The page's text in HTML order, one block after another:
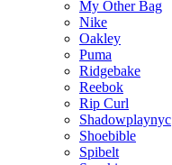
My Other Bag
Nike
Oakley
Puma
Ridgebake
Reebok
Rip Curl
Shadowplaynyc
Shoebible
Spibelt